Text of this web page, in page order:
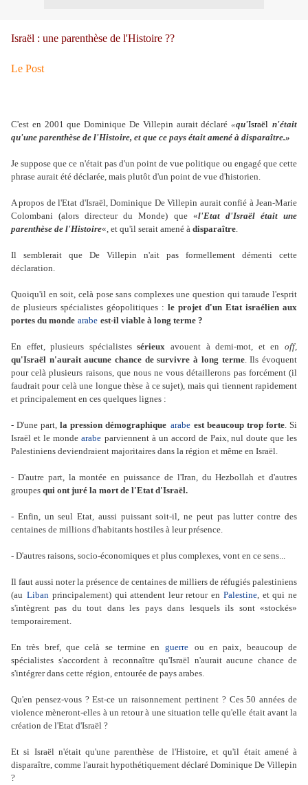
Israël : une parenthèse de l'Histoire ??
Le Post
C'est en 2001 que Dominique De Villepin aurait déclaré«qu'Israël n'était
qu'une parenthèse de l'Histoire, et que ce pays était amené à disparaître.»
Je suppose que ce n'était pas d'un point de vue politique ou engagé que cette
phrase aurait été déclarée, mais plutôt d'un point de vue d'historien.
A propos de l'Etat d'Israël, Dominique De Villepin aurait confié à Jean-Marie
Colombani (alors directeur du Monde) que «l'Etat d'Israël était une
parenthèse de l'Histoire«, et qu'il serait amené à disparaître.
Il semblerait que De Villepin n'ait pas formellement démenti cette
déclaration.
Quoiqu'il en soit, celà pose sans complexes une question qui taraude l'esprit
de plusieurs spécialistes géopolitiques : le projet d'un Etat israélien aux
portes du monde arabe est-il viable à long terme ?
En effet, plusieurs spécialistessérieux avouent à demi-mot, et enoff,
qu'Israël n'aurait aucune chance de survivre à long terme. Ils évoquent
pour celà plusieurs raisons, que nous ne vous détaillerons pas forcément (il
faudrait pour celà une longue thèse à ce sujet), mais qui tiennent rapidement
et principalement en ces quelques lignes :
- D'une part,la pression démographique arabe est beaucoup trop forte. Si
Israël et le monde arabe parviennent à un accord de Paix, nul doute que les
Palestiniens deviendraient majoritaires dans la région et même en Israël.
- D'autre part, la montée en puissance de l'Iran, du Hezbollah et d'autres
groupes qui ont juré la mort de l'Etat d'Israël.
- Enfin, un seul Etat, aussi puissant soit-il, ne peut pas lutter contre des
centaines de millions d'habitants hostiles à leur présence.
- D'autres raisons, socio-économiques et plus complexes, vont en ce sens...
Il faut aussi noter la présence de centaines de milliers de réfugiés palestiniens
(au Liban principalement) qui attendent leur retour en Palestine, et qui ne
s'intègrent pas du tout dans les pays dans lesquels ils sont «stockés»
temporairement.
En très bref, que celà se termine en guerre ou en paix, beaucoup de
spécialistes s'accordent à reconnaître qu'Israël n'aurait aucune chance de
s'intégrer dans cette région, entourée de pays arabes.
Qu'en pensez-vous ? Est-ce un raisonnement pertinent ? Ces 50 années de
violence mèneront-elles à un retour à une situation telle qu'elle était avant la
création de l'Etat d'Israël ?
Et si Israël n'était qu'une parenthèse de l'Histoire, et qu'il était amené à
disparaître, comme l'aurait hypothétiquement déclaré Dominique De Villepin
?